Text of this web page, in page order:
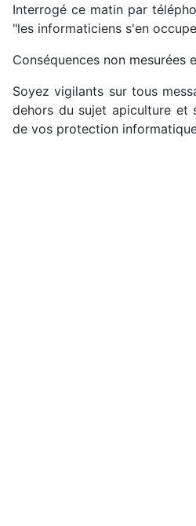
Interrogé ce matin par
"les informaticiens s'en
Conséquences non mesurées
Soyez vigilants sur tous
dehors du sujet apiculture et
de vos protection